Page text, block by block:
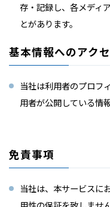
存・記録し、各メディ
とがあります。
基本情報へのアク
当社は利用者のプロフ
用者が公開している情
免責事項
当社は、本サービスに